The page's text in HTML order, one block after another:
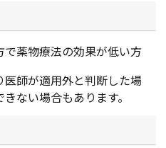
薬物療法の効果が低い方
師が適用外と判断した場
ない場合もあります。